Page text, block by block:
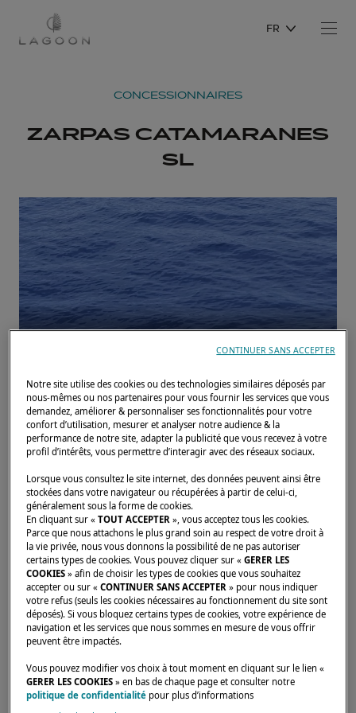
FR
CONCESSIONNAIRES
ZARPAS CATAMARANES
SL
Accueil Concessionnaires ZARPAS CATAMARANES SL
Notre site utilise des cookies ou des technologies similaires déposés par
nous-mêmes ou nos partenaires pour vous fournir les services que vous
demandez, améliorer & personnaliser ses fonctionnalités pour votre
confort d’utilisation, mesurer et analyser notre audience & la
performance de notre site, adapter la publicité que vous recevez à votre
profil d’intérêts, vous permettre d’interagir avec des réseaux sociaux.
Lorsque vous consultez le site internet, des données peuvent ainsi être
stockées dans votre navigateur ou récupérées à partir de celui-ci,
généralement sous la forme de cookies.
En cliquant sur «TOUT ACCEPTER », vous acceptez tous les cookies.
Parce que nous attachons le plus grand soin au respect de votre droit à
la vie privée, nous vous donnons la possibilité de ne pas autoriser
certains types de cookies. Vous pouvez cliquer sur «GERER LES
COOKIES » afin de choisir les types de cookies que vous souhaitez
accepter ou sur «CONTINUER SANS ACCEPTER » pour nous indiquer
votre refus (seuls les cookies nécessaires au fonctionnement du site sont
déposés). Si vous bloquez certains types de cookies, votre expérience de
navigation et les services que nous sommes en mesure de vous offrir
peuvent être impactés.
Vous pouvez modifier vos choix à tout moment en cliquant sur le lien «
GERER LES COOKIES » en bas de chaque page et consulter notre
politique de confidentialité pour plus d’informations
CONTINUER SANS ACCEPTER